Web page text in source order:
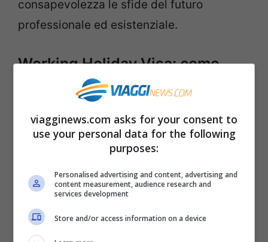
consapevolezza le sfide del futuro
professionale ed esistenziale.
Working Holiday Visa: come
Working Holiday Visarappresenta
un’opportunità straordinaria pergiovani
nuove culture, imparare lingue diverse e,
allo stesso tempo, lavorare legalmente in
un paese straniero. Questo tipo di visto è
viagginews.com asks for your consent to
use your personal data for the following
purposes:
Personalised advertising and content, advertising and
content measurement, audience research and
services development
Store and/or access information on a device